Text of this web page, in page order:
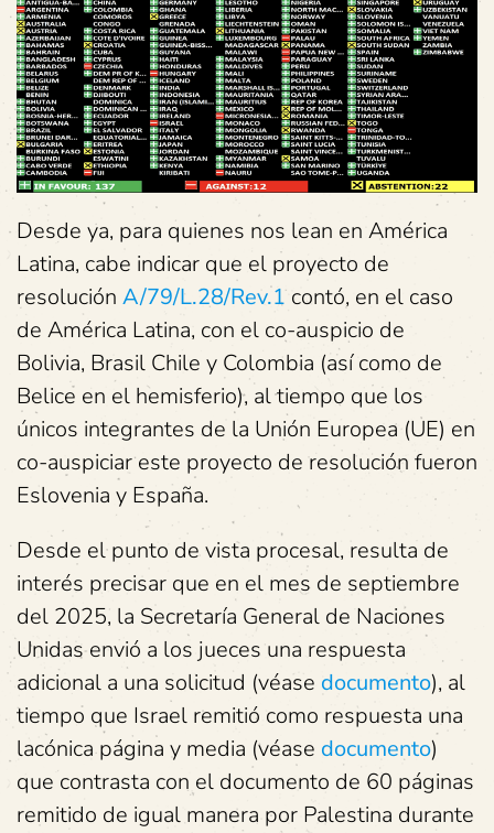
Desde ya, para quienes nos lean en América
Latina, cabe indicar que el proyecto de
resolución A/79/L.28/Rev.1contó, en el caso
de América Latina, con el co-auspicio de
Bolivia, Brasil Chile y Colombia (así como de
Belice en el hemisferio), al tiempo que los
únicos integrantes de la Unión Europea (UE) en
co-auspiciar este proyecto de resolución fueron
Eslovenia y España.
Desde el punto de vista procesal, resulta de
interés precisar que en el mes de septiembre
del 2025, la Secretaría General de Naciones
Unidas envió a los jueces una respuesta
adicional a una solicitud (véase documento), al
tiempo que Israel remitió como respuesta una
lacónica página y media (véase documento)
que contrasta con el documento de 60 páginas
remitido de igual manera por Palestina durante